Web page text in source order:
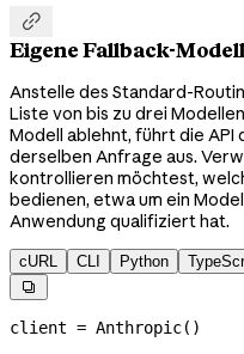

Eigene Fallback-
Anstelle des Standard-
Liste von bis zu drei
Modell ablehnt, führt die API
derselben Anfrage aus.
kontrollieren möchtest,
bedienen, etwa um ein
Anwendung qualifiziert hat.
cURL CLI Python

client = Anthropic()